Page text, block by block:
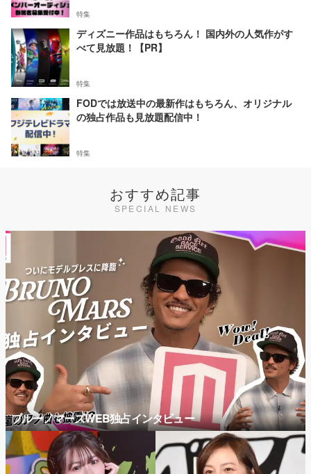
特集
ディズニー作品はもちろん！ 国内外の人気作がす
べて見放題！【PR】
特集
FODでは放送中の最新作はもちろん、オリジナル
の独占作品も見放題配信中！
特集
おすすめ記事
SPECIAL NEWS
ブルーノマーズWEB独占インタビュー